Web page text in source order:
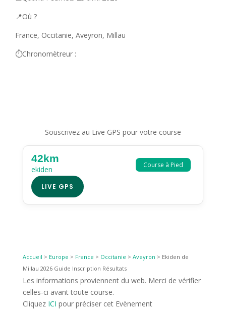
📍Où ?
France, Occitanie, Aveyron, Millau
⏱️Chronomètreur :
Souscrivez au Live GPS pour votre course
Course à Pied
42km
ekiden
LIVE GPS
Accueil > Europe > France > Occitanie > Aveyron > Ekiden de
Millau 2026 Guide Inscription Résultats
Les informations proviennent du web. Merci de vérifier
celles-ci avant toute course.
Cliquez ICI pour préciser cet Evènement